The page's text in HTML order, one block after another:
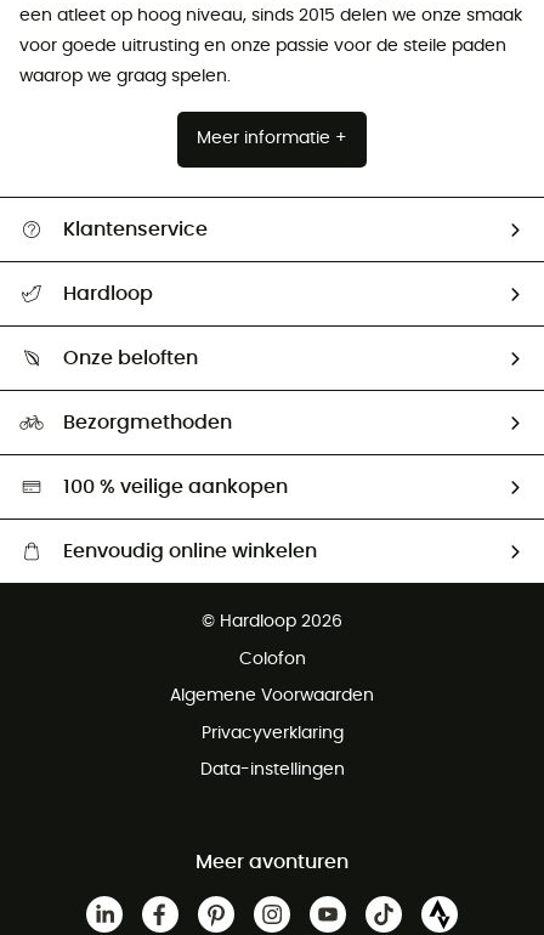
een atleet op hoog niveau, sinds 2015 delen we onze smaak
voor goede uitrusting en onze passie voor de steile paden
waarop we graag spelen.
Meer informatie +
Klantenservice
Mijn zending volgen
Retourzendingen & Terugbetalingen
Hardloop
Ambassadeurs
Onze beloften
Hardgreen
Bezorgmethoden
100 % veilige aankopen
Eenvoudig online winkelen
Gratis retourneren binnen 100 dagen
© Hardloop 2026
Colofon
Algemene Voorwaarden
Privacyverklaring
Data-instellingen
Meer avonturen